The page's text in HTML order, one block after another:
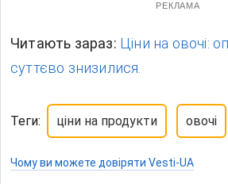
РЕКЛАМА
Читають зараз: Ціни на овочі:
суттєво знизилися.
Теги: ціни на продукти овочі
Чому ви можете довіряти Vesti-UA